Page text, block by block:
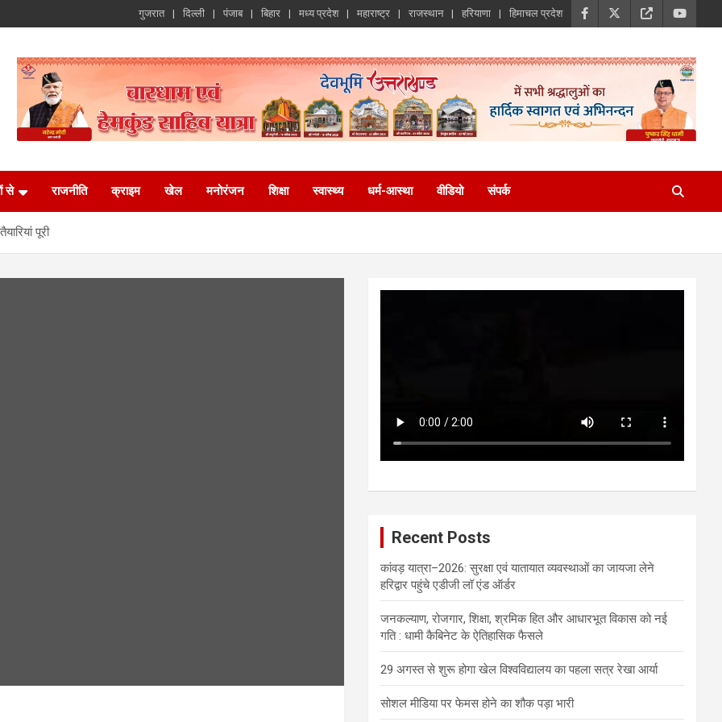
गुजरात दिल्ली पंजाब बिहार मध्य प्रदेश महाराष्ट्र राजस्थान हरियाणा हिमाचल प्रदेश
से राजनीति क्राइम खेल मनोरंजन शिक्षा स्वास्थ्य धर्म-आस्था वीडियो संपर्क
पूरी
Recent Posts
कांवड़ यात्रा–2026: सुरक्षा एवं यातायात व्यवस्थाओं का जायजा लेने
हरिद्वार पहुंचे एडीजी लॉ एंड ऑर्डर
जनकल्याण, रोजगार, शिक्षा, श्रमिक हित और आधारभूत विकास को नई
गति : धामी कैबिनेट के ऐतिहासिक फैसले
29 अगस्त से शुरू होगा खेल विश्वविद्यालय का पहला सत्र रेखा आर्या
सोशल मीडिया पर फेमस होने का शौक पड़ा भारी